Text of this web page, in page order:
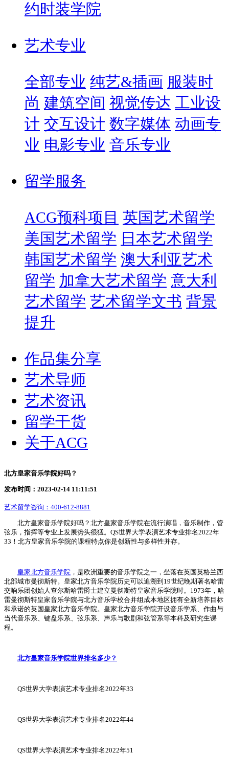
约时装学院
艺术专业
全部专业 纯艺&插画 服装时
尚 建筑空间 视觉传达 工业设
计 交互设计 数字媒体 动画专
业 电影专业 音乐专业
留学服务
ACG预科项目 英国艺术留学
美国艺术留学 日本艺术留学
韩国艺术留学 澳大利亚艺术
留学 加拿大艺术留学 意大利
艺术留学 艺术留学文书 背景
提升
作品集分享
艺术导师
艺术资讯
留学干货
关于ACG
北方皇家音乐学院好吗？
发布时间：2023-02-14 11:11:51
艺术留学咨询： 400-612-8881
北方皇家音乐学院好吗？北方皇家音乐学院在流行演唱，音乐制作，管
弦乐，指挥等专业上发展势头很猛。QS世界大学表演艺术专业排名2022年
33！北方皇家音乐学院的课程特点你是创新性与多样性并存。
皇家北方音乐学院 ，是欧洲重要的音乐学院之一，坐落在英国英格兰西
北部城市曼彻斯特。皇家北方音乐学院历史可以追溯到19世纪晚期著名哈雷
交响乐团创始人查尔斯哈雷爵士建立曼彻斯特皇家音乐学院时。1973年，哈
雷曼彻斯特皇家音乐学院与北方音乐学校合并组成本地区拥有全新培养目标
和承诺的英国皇家北方音乐学院。皇家北方音乐学院开设音乐学系、作曲与
当代音乐系、键盘乐系、弦乐系、声乐与歌剧和弦管系等本科及研究生课
程。
北方皇家音乐学院世界排名多少？
QS世界大学表演艺术专业排名2022年33
QS世界大学表演艺术专业排名2022年44
QS世界大学表演艺术专业排名2022年51